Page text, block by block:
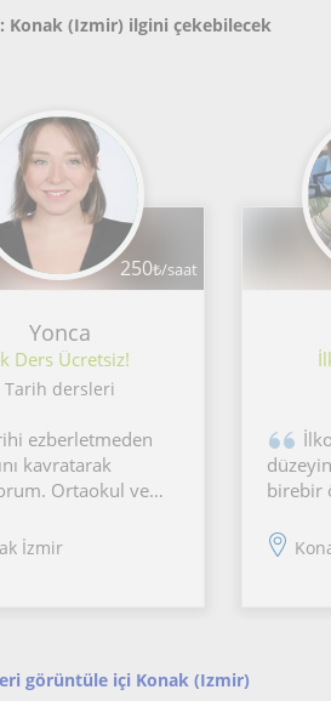
Konak (Izmir) ilgini çekebilecek
250₺/saat
Yonca
Ders Ücretsiz!
Tarih dersleri
ezberletmeden
kavratarak
Ortaokul ve
ders veriyor;
İzmir
birebir
görüntüle içi Konak (Izmir)